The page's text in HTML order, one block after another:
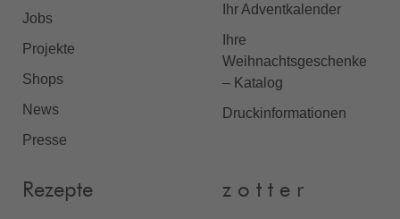
Jobs
Projekte
Shops
News
Presse
Ihr Adventkalender
Ihre
Weihnachtsgeschenke
– Katalog
Druckinformationen
Rezepte z o t t e r